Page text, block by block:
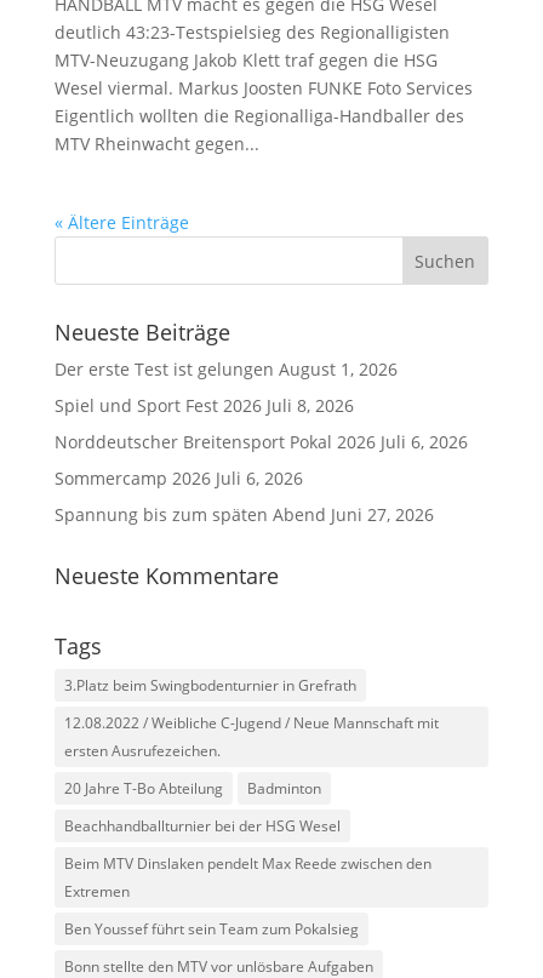
deutlich 43:23-Testspielsieg des Regionalligisten
MTV-Neuzugang Jakob Klett traf gegen die HSG
Wesel viermal. Markus Joosten FUNKE Foto Services
Eigentlich wollten die Regionalliga-Handballer des
MTV Rheinwacht gegen...
« Ältere Einträge
Neueste Beiträge
Der erste Test ist gelungen August 1, 2026
Spiel und Sport Fest 2026 Juli 8, 2026
Norddeutscher Breitensport Pokal 2026 Juli 6, 2026
Sommercamp 2026 Juli 6, 2026
Spannung bis zum späten Abend Juni 27, 2026
Neueste Kommentare
Tags
3.Platz beim Swingbodenturnier in Grefrath
12.08.2022 / Weibliche C-Jugend / Neue Mannschaft mit
ersten Ausrufezeichen.
20 Jahre T-Bo Abteilung
Badminton
Beachhandballturnier bei der HSG Wesel
Beim MTV Dinslaken pendelt Max Reede zwischen den
Extremen
Ben Youssef führt sein Team zum Pokalsieg
Bonn stellte den MTV vor unlösbare Aufgaben